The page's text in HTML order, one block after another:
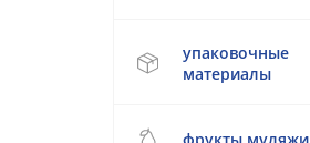
упаковочные
материалы
фрукты муляжи